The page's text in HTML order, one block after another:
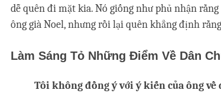
dễ quên đi mặt kia. Nó giống như phủ nhận
ông già Noel, nhưng rồi lại quên khẳng định
Làm Sáng Tỏ Những Điểm Về Dân
Tôi không đồng ý với ý kiến của ông về